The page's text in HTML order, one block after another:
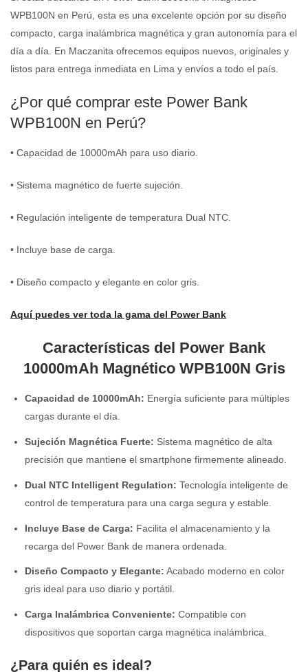
WPB100N en Perú, esta es una excelente opción por su diseño
compacto, carga inalámbrica magnética y gran autonomía para el
día a día. En Maczanita ofrecemos equipos nuevos, originales y
listos para entrega inmediata en Lima y envíos a todo el país.
¿Por qué comprar este Power Bank
WPB100N en Perú?
• Capacidad de 10000mAh para uso diario.
• Sistema magnético de fuerte sujeción.
• Regulación inteligente de temperatura Dual NTC.
• Incluye base de carga.
• Diseño compacto y elegante en color gris.
Aquí puedes ver toda la gama del Power Bank
Características del Power Bank
10000mAh Magnético WPB100N Gris
Capacidad de 10000mAh: Energía suficiente para múltiples
cargas durante el día.
Sujeción Magnética Fuerte: Sistema magnético de alta
precisión que mantiene el smartphone firmemente alineado.
Dual NTC Intelligent Regulation: Tecnología inteligente de
control de temperatura para una carga segura y estable.
Incluye Base de Carga: Facilita el almacenamiento y la
recarga del Power Bank de manera ordenada.
Diseño Compacto y Elegante: Acabado moderno en color
gris ideal para uso diario y portátil.
Carga Inalámbrica Conveniente: Compatible con
dispositivos que soportan carga magnética inalámbrica.
¿Para quién es ideal?